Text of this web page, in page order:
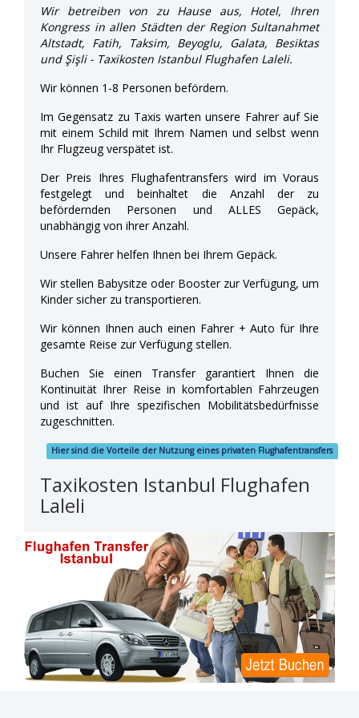
Wir betreiben von zu Hause aus, Hotel, Ihren
Kongress in allen Städten der Region Sultanahmet
Altstadt, Fatih, Taksim, Beyoglu, Galata, Besiktas
und Şişli - Taxikosten Istanbul Flughafen Laleli.
Wir können 1-8 Personen befördern.
Im Gegensatz zu Taxis warten unsere Fahrer auf Sie
mit einem Schild mit Ihrem Namen und selbst wenn
Ihr Flugzeug verspätet ist.
Der Preis Ihres Flughafentransfers wird im Voraus
festgelegt und beinhaltet die Anzahl der zu
befördernden Personen und ALLES Gepäck,
unabhängig von ihrer Anzahl.
Unsere Fahrer helfen Ihnen bei Ihrem Gepäck.
Wir stellen Babysitze oder Booster zur Verfügung, um
Kinder sicher zu transportieren.
Wir können Ihnen auch einen Fahrer + Auto für Ihre
gesamte Reise zur Verfügung stellen.
Buchen Sie einen Transfer garantiert Ihnen die
Kontinuität Ihrer Reise in komfortablen Fahrzeugen
und ist auf Ihre spezifischen Mobilitätsbedürfnisse
zugeschnitten.
Hier sind die Vorteile der Nutzung eines privaten Flughafentransfers
Taxikosten Istanbul Flughafen
Laleli